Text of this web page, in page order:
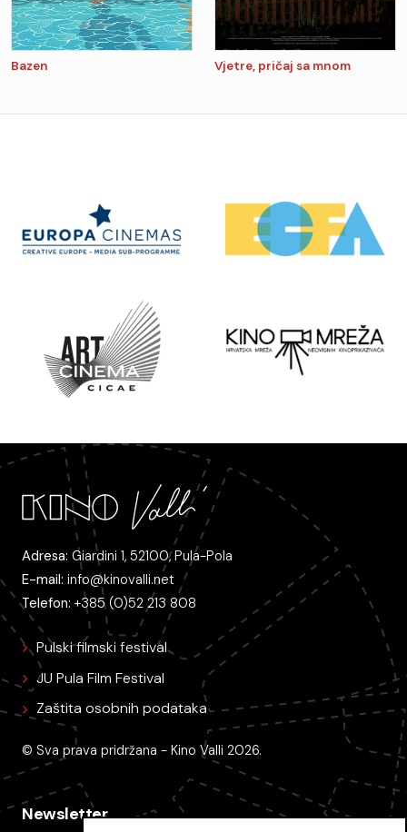
Bazen Vjetre, pričaj sa mnom
Adresa: Giardini 1, 52100, Pula-Pola
E-mail: info@kinovalli.net
Telefon: +385 (0)52 213 808
Pulski filmski festival
JU Pula Film Festival
Zaštita osobnih podataka
© Sva prava pridržana - Kino Valli 2026.
Newsletter